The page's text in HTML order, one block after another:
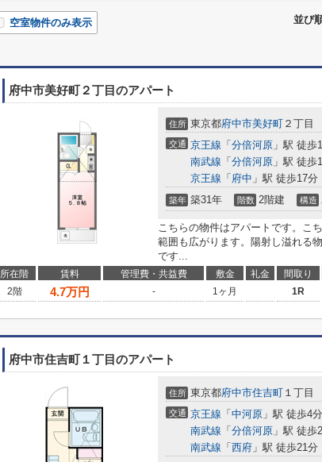
並び
空室物件のみ表示
府中市美好町２丁目のアパート
住所 東京都府中市美好町 ２丁目
交通 京王線 「 分倍河原 」駅 徒歩
南武線 「 分倍河原 」駅 徒歩
京王線 「 府中 」駅 徒歩17分
築年 築31年 階数 2階建 構造
こちらの物件はアパートです。こ
範囲も広がります。陽射し溢れる
です...
所在階 賃料 管理費・共益費 敷金 礼金 間取り
2階
4.7万円 - 1ヶ月 1R
府中市住吉町１丁目のアパート
住所 東京都府中市住吉町 １丁目
交通 京王線 「 中河原 」駅 徒歩4分
南武線 「 分倍河原 」駅 徒歩
南武線 「 西府 」駅 徒歩21分